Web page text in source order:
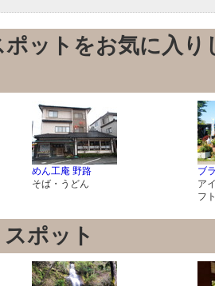
ポットをお気に入
めん工庵 野路
そば・うどん
ブ
ア
フ
ポット